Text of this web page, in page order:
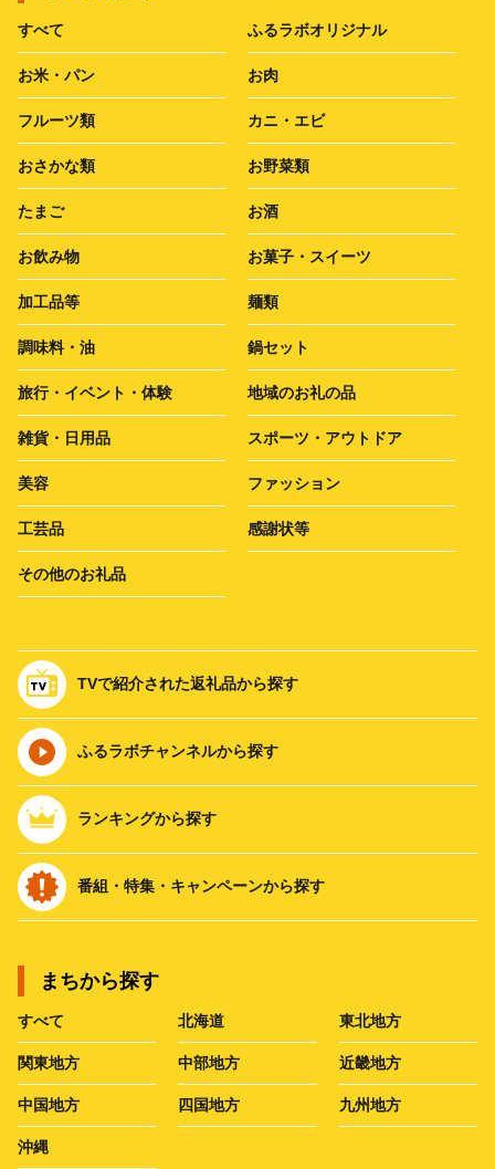
すべて ふるラボオリジナル
お米・パン お肉
フルーツ類 カニ・エビ
おさかな類 お野菜類
たまご お酒
お飲み物 お菓子・スイーツ
加工品等 麺類
調味料・油 鍋セット
旅行・イベント・体験 地域のお礼の品
雑貨・日用品 スポーツ・アウトドア
美容 ファッション
工芸品 感謝状等
その他のお礼品
TVで紹介された返礼品から探す
ふるラボチャンネルから探す
ランキングから探す
番組・特集・キャンペーンから探す
まちから探す
すべて 北海道 東北地方
関東地方 中部地方 近畿地方
中国地方 四国地方 九州地方
沖縄